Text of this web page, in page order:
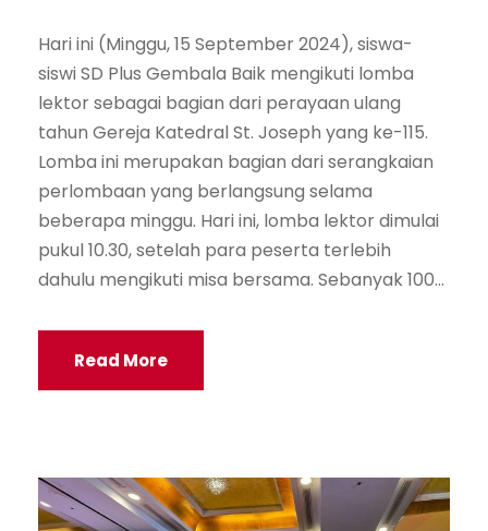
Hari ini (Minggu, 15 September 2024), siswa-
siswi SD Plus Gembala Baik mengikuti lomba
lektor sebagai bagian dari perayaan ulang
tahun Gereja Katedral St. Joseph yang ke-115.
Lomba ini merupakan bagian dari serangkaian
perlombaan yang berlangsung selama
beberapa minggu. Hari ini, lomba lektor dimulai
pukul 10.30, setelah para peserta terlebih
dahulu mengikuti misa bersama. Sebanyak 100...
Read More